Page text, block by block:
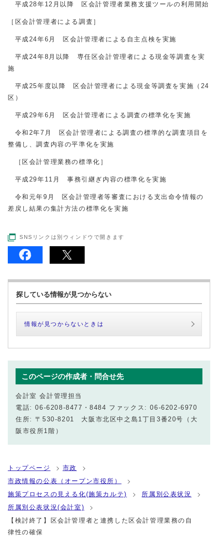
平成28年12月以降 区会計管理者業務支援ツールの利用開始
［区会計管理者による調査］
平成24年6月 区会計管理者による自主点検を実施
平成24年8月以降 専任区会計管理者による現金等調査を実
施
平成25年度以降 区会計管理者による現金等調査を実施（24
区）
平成29年6月 区会計管理者による調査の標準化を実施
令和2年7月 区会計管理者による調査の標準的な調査項目を
整備し、調査内容の平準化を実施
［区会計管理業務の標準化］
平成29年11月 事務引継ぎ内容の標準化を実施
令和元年9月 区会計管理者等審査における支出命令情報の
差戻し結果の集計方法の標準化を実施
SNSリンクは別ウィンドウで開きます
探している情報が見つからない
情報が見つからないときは
このページの作成者・問合せ先
会計室 会計管理担当
電話: 06-6208-8477・8484 ファックス: 06-6202-6970
住所: 〒530-8201 大阪市北区中之島1丁目3番20号（大
阪市役所1階）
トップページ
市政
市政情報の公表（オープン市役所）
施策プロセスの見える化(施策カルテ)
所属別公表状況
所属別公表状況(会計室)
【検討終了】区会計管理者と連携した区会計管理業務の自
律性の確保